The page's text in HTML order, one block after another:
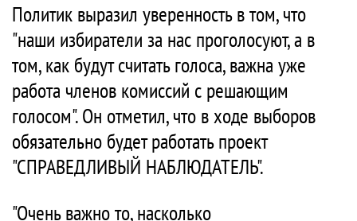
Политик выразил уверенность в том, что
"наши избиратели за нас проголосуют, а в
том, как будут считать голоса, важна уже
работа членов комиссий с решающим
голосом". Он отметил, что в ходе выборов
обязательно будет работать проект
"СПРАВЕДЛИВЫЙ НАБЛЮДАТЕЛЬ".
"Очень важно то, насколько